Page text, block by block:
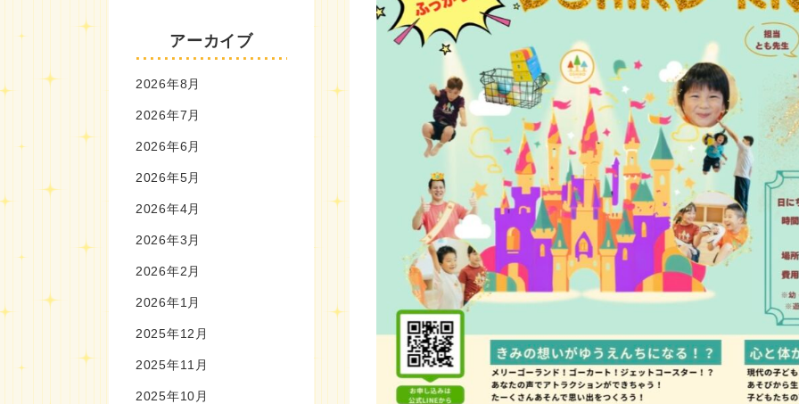
アーカイブ
2026年8月
2026年7月
2026年6月
2026年5月
2026年4月
2026年3月
2026年2月
2026年1月
2025年12月
2025年11月
2025年10月